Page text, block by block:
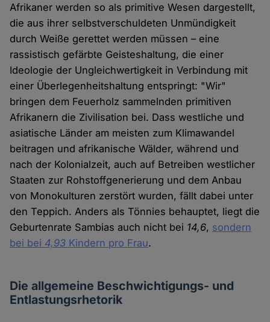
Afrikaner werden so als primitive Wesen dargestellt,
die aus ihrer selbstverschuldeten Unmündigkeit
durch Weiße gerettet werden müssen – eine
rassistisch gefärbte Geisteshaltung, die einer
Ideologie der Ungleichwertigkeit in Verbindung mit
einer Überlegenheitshaltung entspringt: "Wir"
bringen dem Feuerholz sammelnden primitiven
Afrikanern die Zivilisation bei. Dass westliche und
asiatische Länder am meisten zum Klimawandel
beitragen und afrikanische Wälder, während und
nach der Kolonialzeit, auch auf Betreiben westlicher
Staaten zur Rohstoffgenerierung und dem Anbau
von Monokulturen zerstört wurden, fällt dabei unter
den Teppich. Anders als Tönnies behauptet, liegt die
Geburtenrate Sambias auch nicht bei 14,6, sondern
bei bei 4,93 Kindern pro Frau.
Die allgemeine Beschwichtigungs- und
Entlastungsrhetorik